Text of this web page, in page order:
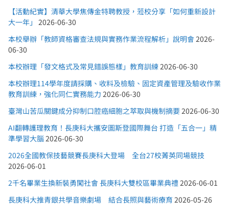
【活動紀實】清華大學焦傳金特聘教授，蒞校分享「如何重新設計
大一年」
2026-06-30
本校舉辦「教師資格審查法規與實務作業流程解析」說明會 2026-
06-30
本校辦理「發文格式及常見錯誤態樣」教育訓練 2026-06-30
本校辦理114學年度請採購、收料及檢驗、固定資產管理及驗收作業
教育訓練，強化同仁實務能力 2026-06-30
臺灣山苦瓜關鍵成分抑制口腔癌細胞之萃取與機制摘要 2026-06-30
AI翻轉護理教育！長庚科大攜安圖斯登國際舞台 打造「五合一」精
準學習大腦 2026-06-30
2026全國教保技藝競賽長庚科大登場 全台27校菁英同場競技
2026-06-01
2千名畢業生換新裝勇闖社會 長庚科大雙校區畢業典禮 2026-06-01
長庚科大推青銀共學音樂劇場 結合長照與藝術療育 2026-05-26